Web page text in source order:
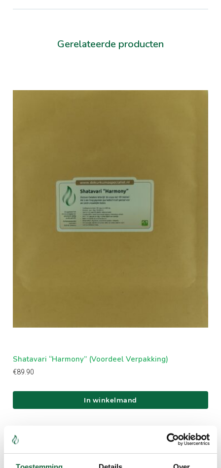
Gerelateerde producten
In winkelwagen
Shatavari “Harmony” (Voordeel Verpakking)
€89.90
In winkelmand